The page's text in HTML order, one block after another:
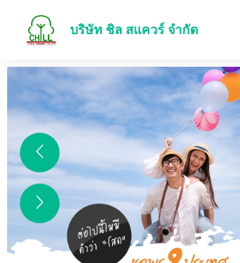
บริษัท ชิล สแควร์ จำกัด